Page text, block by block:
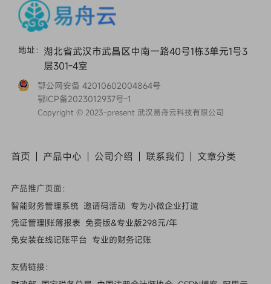
地址： 湖北省武汉市武昌区中南一路40号1栋3单元1号3
层301-4室
鄂公网安备 42010602004864号
鄂ICP备2023012937号-1
Copyright © 2023-present 武汉易舟云科技有限公司
首页 产品中心 公司介绍 联系我们 文章分类
产品推广页面：
智能财务管理系统 邀请码活动 专为小微企业打造
凭证管理|账簿报表 免费版&专业版298元/年
免安装在线记账平台 专业的财务记账
友情链接：